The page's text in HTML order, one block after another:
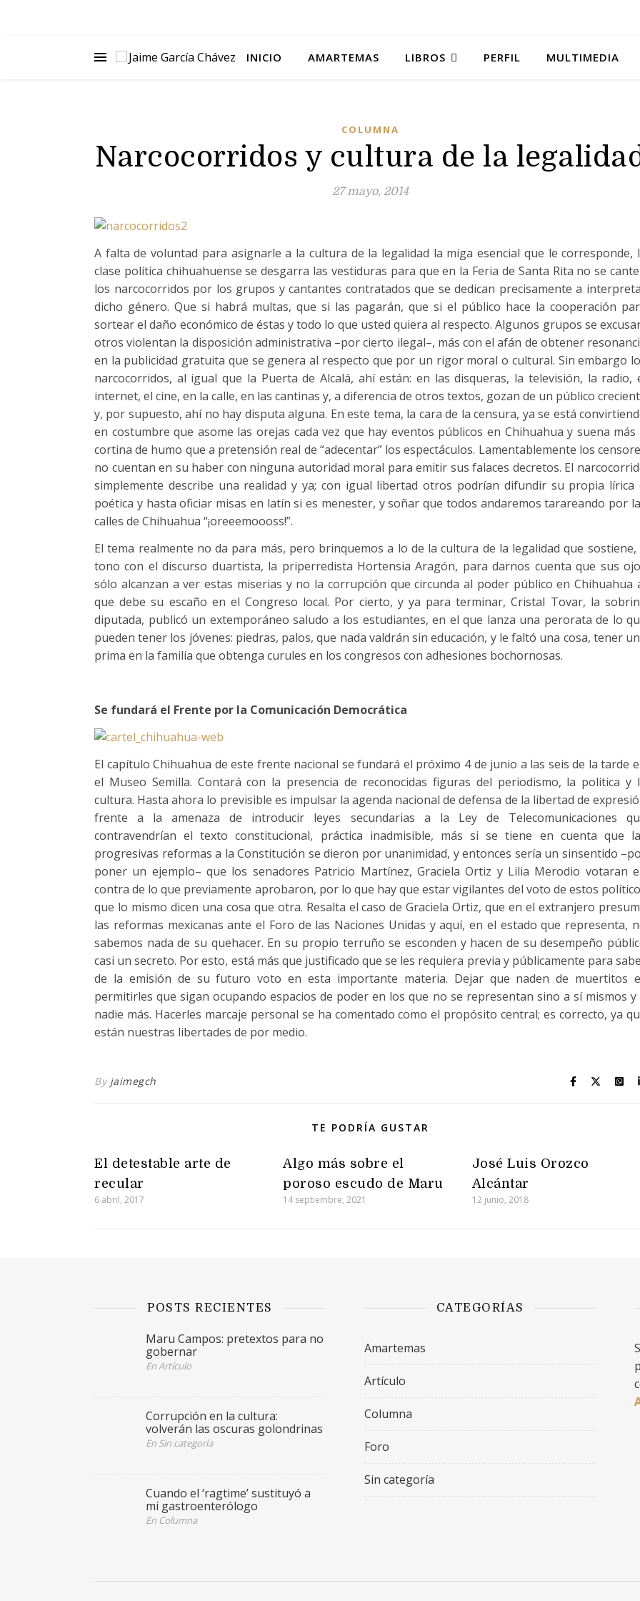
INICIO AMARTEMAS LIBROS PERFIL MULTIMEDIA
COLUMNA
Narcocorridos y cultura de la
27 mayo, 2014
A falta de voluntad para asignarle a la cultura de la legalidad la miga esencial que le corresponde,
clase política chihuahuense se desgarra las vestiduras para que en la Feria de Santa Rita no se
los narcocorridos por los grupos y cantantes contratados que se dedican precisamente a
dicho género. Que si habrá multas, que si las pagarán, que si el público hace la cooperación
sortear el daño económico de éstas y todo lo que usted quiera al respecto. Algunos grupos se
otros violentan la disposición administrativa –por cierto ilegal–, más con el afán de obtener
en la publicidad gratuita que se genera al respecto que por un rigor moral o cultural. Sin embargo
narcocorridos, al igual que la Puerta de Alcalá, ahí están: en las disqueras, la televisión, la radio,
internet, el cine, en la calle, en las cantinas y, a diferencia de otros textos, gozan de un público
y, por supuesto, ahí no hay disputa alguna. En este tema, la cara de la censura, ya se está
en costumbre que asome las orejas cada vez que hay eventos públicos en Chihuahua y suena más
cortina de humo que a pretensión real de “adecentar” los espectáculos. Lamentablemente los
no cuentan en su haber con ninguna autoridad moral para emitir sus falaces decretos. El
simplemente describe una realidad y ya; con igual libertad otros podrían difundir su propia lírica
poética y hasta oficiar misas en latín si es menester, y soñar que todos andaremos tarareando por
calles de Chihuahua “¡oreeemoooss!”.
El tema realmente no da para más, pero brinquemos a lo de la cultura de la legalidad que sostiene,
tono con el discurso duartista, la priperredista Hortensia Aragón, para darnos cuenta que sus
sólo alcanzan a ver estas miserias y no la corrupción que circunda al poder público en Chihuahua
que debe su escaño en el Congreso local. Por cierto, y ya para terminar, Cristal Tovar, la
diputada, publicó un extemporáneo saludo a los estudiantes, en el que lanza una perorata de lo
pueden tener los jóvenes: piedras, palos, que nada valdrán sin educación, y le faltó una cosa, tener
prima en la familia que obtenga curules en los congresos con adhesiones bochornosas.
Se fundará el Frente por la Comunicación Democrática
El capítulo Chihuahua de este frente nacional se fundará el próximo 4 de junio a las seis de la tarde
el Museo Semilla. Contará con la presencia de reconocidas figuras del periodismo, la política y
cultura. Hasta ahora lo previsible es impulsar la agenda nacional de defensa de la libertad de
frente a la amenaza de introducir leyes secundarias a la Ley de Telecomunicaciones
contravendrían el texto constitucional, práctica inadmisible, más si se tiene en cuenta que
progresivas reformas a la Constitución se dieron por unanimidad, y entonces sería un sinsentido
poner un ejemplo– que los senadores Patricio Martínez, Graciela Ortiz y Lilia Merodio votaran
contra de lo que previamente aprobaron, por lo que hay que estar vigilantes del voto de estos
que lo mismo dicen una cosa que otra. Resalta el caso de Graciela Ortiz, que en el extranjero
las reformas mexicanas ante el Foro de las Naciones Unidas y aquí, en el estado que representa,
sabemos nada de su quehacer. En su propio terruño se esconden y hacen de su desempeño
casi un secreto. Por esto, está más que justificado que se les requiera previa y públicamente para
de la emisión de su futuro voto en esta importante materia. Dejar que naden de muertitos
permitirles que sigan ocupando espacios de poder en los que no se representan sino a sí mismos y
nadie más. Hacerles marcaje personal se ha comentado como el propósito central; es correcto, ya
están nuestras libertades de por medio.
By jaimegch
TE PODRÍA GUSTAR
El detestable arte de
recular
6 abril, 2017
Algo más sobre el
poroso escudo de Maru
14 septiembre, 2021
José Luis Orozco
Alcántar
12 junio, 2018
POSTS RECIENTES
Maru Campos: pretextos para no
gobernar
En Artículo
Corrupción en la cultura:
volverán las oscuras golondrinas
En Sin categoría
Cuando el ‘ragtime’ sustituyó a
mi gastroenterólogo
En Columna
CATEGORÍAS
Amartemas
Artículo
Columna
Foro
Sin categoría